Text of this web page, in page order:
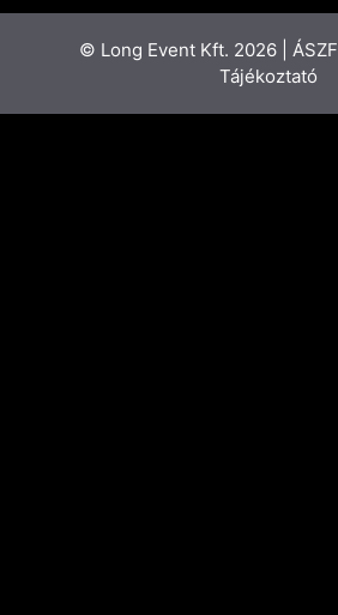
© Long Event Kft. 2026 | ÁSZF
Tájékoztató